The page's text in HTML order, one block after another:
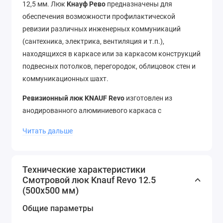
12,5 мм. Люк Кнауф Рево предназначены для
обеспечения возможности профилактической
ревизии различных инженерных коммуникаций
(сантехника, электрика, вентиляция и т.п.),
находящихся в каркасе или за каркасом конструкций
подвесных потолков, перегородок, облицовок стен и
коммуникационных шахт.
Ревизионный люк KNAUF Revo изготовлен из
анодированного алюминиевого каркаса с
внутренней крышкой, алмазной пластиной и само
стальными уголками. Крышка удерживает
специальным замком из нержавеющей стали и двумя
стальными шарнирами.
Читать дальше
Технические характеристики
Смотровой люк Knauf Revo 12.5
(500x500 мм)
Общие параметры